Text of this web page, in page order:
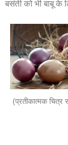
बसंती को भी बाबू के
(प्रतीकात्मक चित्र